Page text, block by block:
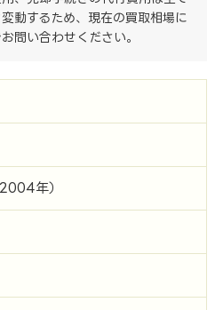
動するため、現在の買取相場に
問い合わせください。
年）